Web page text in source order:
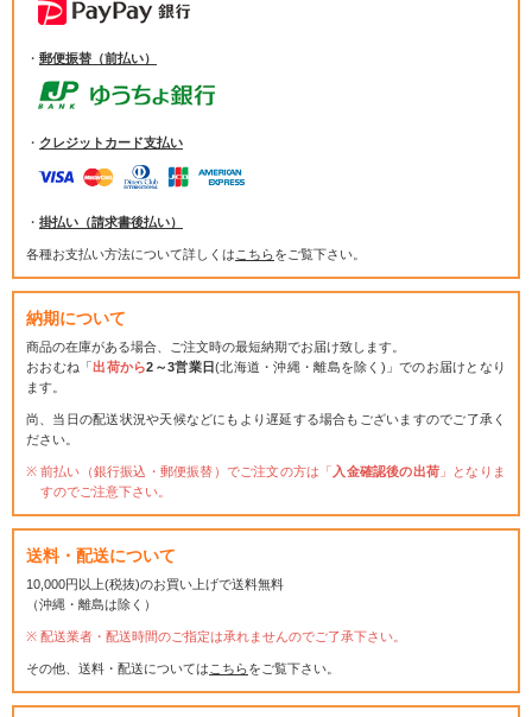
・ 郵便振替（前払い）
・ クレジットカード支払い
・ 掛払い（請求書後払い）
各種お支払い方法について詳しくは こちらをご覧下さい。
納期について
商品の在庫がある場合、ご注文時の最短納期でお届け致します。
おおむね「出荷から2～3営業日(北海道・沖縄・離島を除く)」でのお届けとなり
ます。
尚、当日の配送状況や天候などにもより遅延する場合もございますのでご了承く
ださい。
前払い（銀行振込・郵便振替）でご注文の方は「 入金確認後の出荷 」となりま
すのでご注意下さい。
送料・配送について
10,000円以上(税抜)のお買い上げで送料無料
（沖縄・離島は除く）
配送業者・配送時間のご指定は承れませんのでご了承下さい。
その他、送料・配送については こちらをご覧下さい。